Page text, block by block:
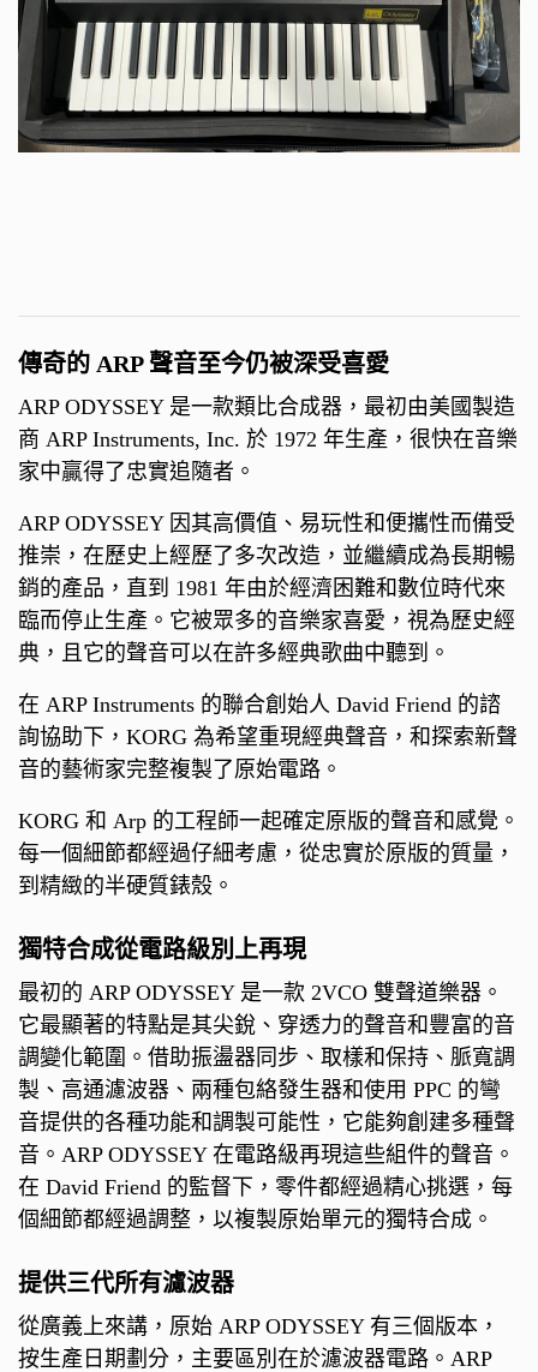
傳奇的 ARP 聲音至今仍被深受喜愛
ARP ODYSSEY 是一款類比合成器，最初由美國製造
商 ARP Instruments, Inc. 於 1972 年生產，很快在音樂
家中贏得了忠實追隨者。
ARP ODYSSEY 因其高價值、易玩性和便攜性而備受
推崇，在歷史上經歷了多次改造，並繼續成為長期暢
銷的產品，直到 1981 年由於經濟困難和數位時代來
臨而停止生產。它被眾多的音樂家喜愛，視為歷史經
典，且它的聲音可以在許多經典歌曲中聽到。
在 ARP Instruments 的聯合創始人 David Friend 的諮
詢協助下，KORG 為希望重現經典聲音，和探索新聲
音的藝術家完整複製了原始電路。
KORG 和 Arp 的工程師一起確定原版的聲音和感覺。
每一個細節都經過仔細考慮，從忠實於原版的質量，
到精緻的半硬質錶殼。
獨特合成從電路級別上再現
最初的 ARP ODYSSEY 是一款 2VCO 雙聲道樂器。
它最顯著的特點是其尖銳、穿透力的聲音和豐富的音
調變化範圍。借助振盪器同步、取樣和保持、脈寬調
製、高通濾波器、兩種包絡發生器和使用 PPC 的彎
音提供的各種功能和調製可能性，它能夠創建多種聲
音。ARP ODYSSEY 在電路級再現這些組件的聲音。
在 David Friend 的監督下，零件都經過精心挑選，每
個細節都經過調整，以複製原始單元的獨特合成。
提供三代所有濾波器
從廣義上來講，原始 ARP ODYSSEY 有三個版本，
按生產日期劃分，主要區別在於濾波器電路。ARP